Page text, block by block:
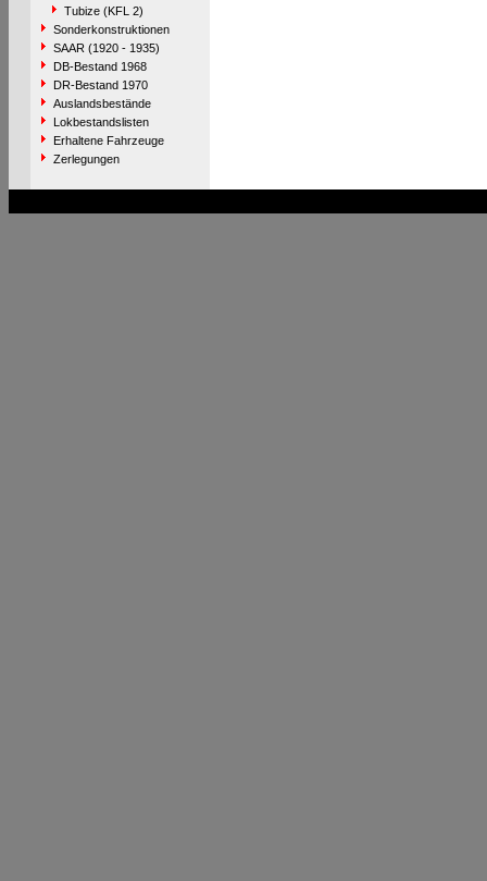
Tubize (KFL 2)
Sonderkonstruktionen
SAAR (1920 - 1935)
DB-Bestand 1968
DR-Bestand 1970
Auslandsbestände
Lokbestandslisten
Erhaltene Fahrzeuge
Zerlegungen